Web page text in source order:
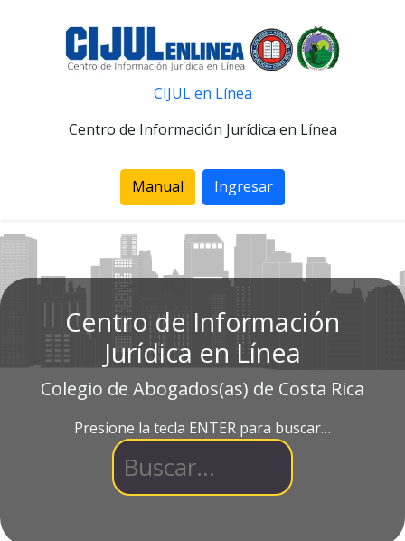
CIJUL en Línea
Centro de Información Jurídica en Línea
Manual Ingresar
Centro de Información
Jurídica en Línea
Colegio de Abogados(as) de Costa Rica
Presione la tecla ENTER para buscar…